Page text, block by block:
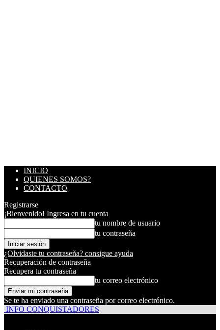
INICIO
QUIENES SOMOS?
CONTACTO
Registrarse
¡Bienvenido! Ingresa en tu cuenta
tu nombre de usuario
tu contraseña
¿Olvidaste tu contraseña? consigue ayuda
Recuperación de contraseña
Recupera tu contraseña
tu correo electrónico
Se te ha enviado una contraseña por correo electrónico.
INFO CONQUISTADORES